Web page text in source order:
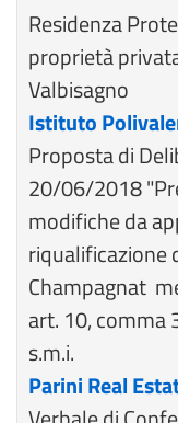
Residenza
proprietà
Valbisagno
Istituto
Proposta di
20/06/2018
modifiche da
riqualificazione
Champagnat
art. 10, comma
s.m.i.
Parini Real